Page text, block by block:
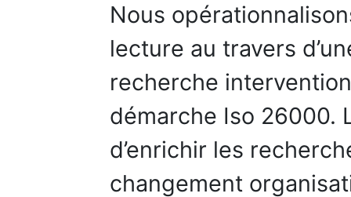
Nous
lecture au travers
recherche
démarche Iso 26000.
d’enrichir les
changement